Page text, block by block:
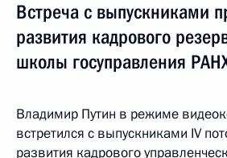
Встреча с выпускниками
развития кадрового
школы госуправления
Владимир Путин в режиме
встретился с выпускниками IV
развития кадрового